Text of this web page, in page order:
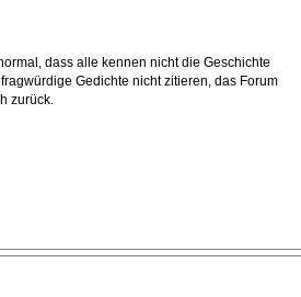
dass alle kennen nicht die Geschichte
Gedichte nicht zitieren, das Forum
zurück.